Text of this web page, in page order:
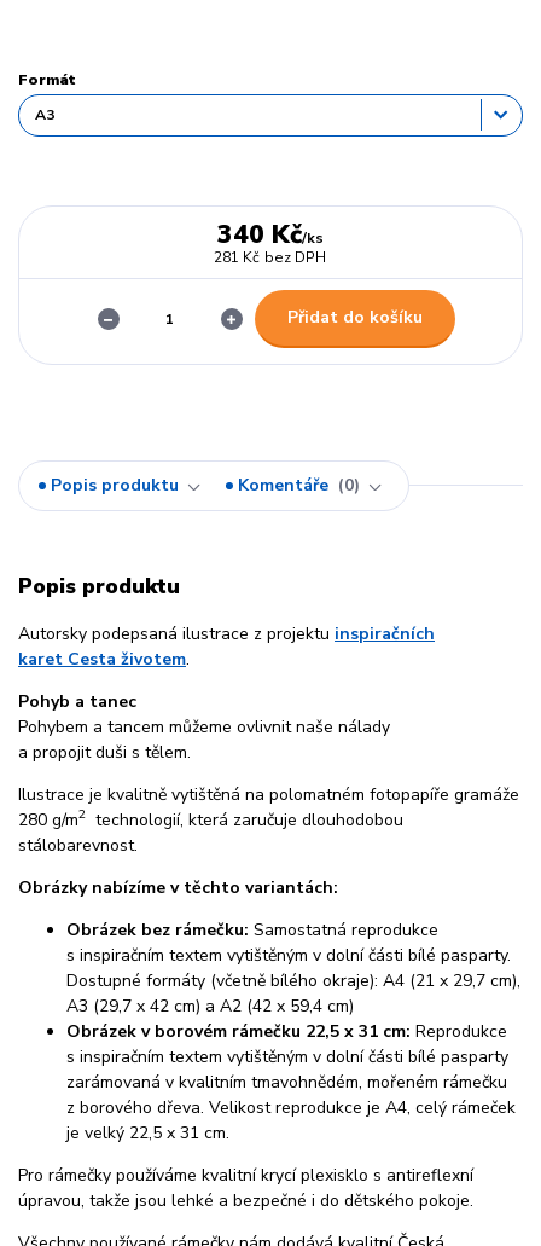
Formát
340 Kč/ks
281 Kč bez DPH
Přidat do košíku
Popis produktu Komentáře 0
Popis produktu
Autorsky podepsaná ilustrace z projektu inspiračních
karet Cesta životem.
Pohyb a tanec
Pohybem a tancem můžeme ovlivnit naše nálady
a propojit duši s tělem.
Ilustrace je kvalitně vytištěná na polomatném fotopapíře gramáže
280 g/m2 technologií, která zaručuje dlouhodobou
stálobarevnost.
Obrázky nabízíme v těchto variantách:
Obrázek bez rámečku: Samostatná reprodukce
s inspiračním textem vytištěným v dolní části bílé pasparty.
Dostupné formáty (včetně bílého okraje): A4 (21 x 29,7 cm),
A3 (29,7 x 42 cm) a A2 (42 x 59,4 cm)
Obrázek v borovém rámečku 22,5 x 31 cm: Reprodukce
s inspiračním textem vytištěným v dolní části bílé pasparty
zarámovaná v kvalitním tmavohnědém, mořeném rámečku
z borového dřeva. Velikost reprodukce je A4, celý rámeček
je velký 22,5 x 31 cm.
Pro rámečky používáme kvalitní krycí plexisklo s antireflexní
úpravou, takže jsou lehké a bezpečné i do dětského pokoje.